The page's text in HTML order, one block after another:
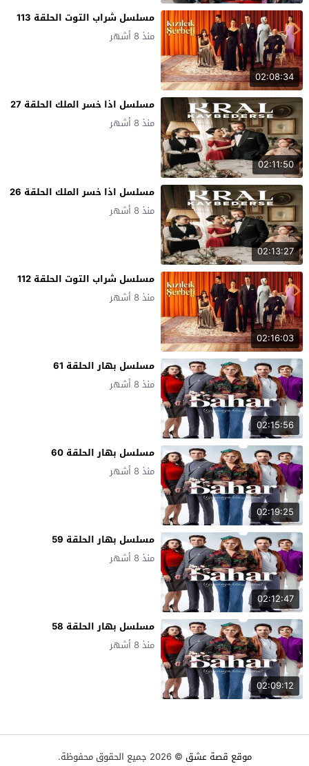
02:08:34
مسلسل شراب التوت الحلقة 113
منذ 8 أشهر
02:11:50
مسلسل اذا خسر الملك الحلقة 27
منذ 8 أشهر
02:13:27
مسلسل اذا خسر الملك الحلقة 26
منذ 8 أشهر
02:16:03
مسلسل شراب التوت الحلقة 112
منذ 8 أشهر
02:15:56
مسلسل بهار الحلقة 61
منذ 8 أشهر
02:19:25
مسلسل بهار الحلقة 60
منذ 8 أشهر
02:12:47
مسلسل بهار الحلقة 59
منذ 8 أشهر
02:09:12
مسلسل بهار الحلقة 58
منذ 8 أشهر
موقع قصة عشق © 2026 جميع الحقوق محفوظة.